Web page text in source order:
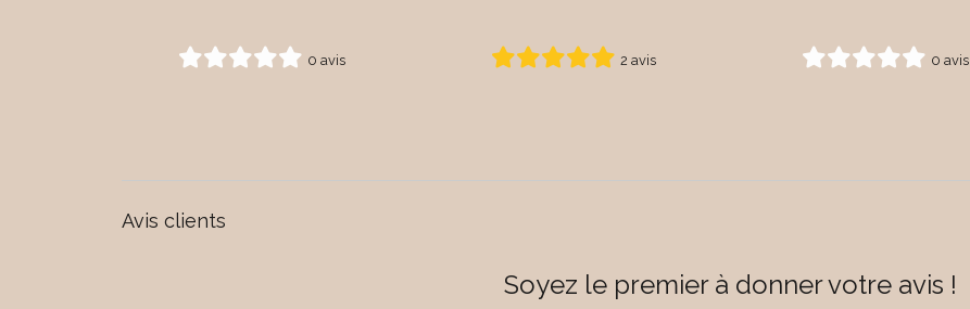
0 avis 2 avis 0 avis
Avis clients
Soyez le premier à donner votre avis !